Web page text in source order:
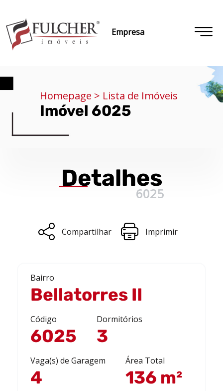
Empresa
Homepage > Lista de Imóveis
Imóvel 6025
Detalhes
6025
Compartilhar Imprimir
Bairro
Bellatorres II
Código
6025
Dormitórios
3
Vaga(s) de Garagem
4
Área Total
136 m²